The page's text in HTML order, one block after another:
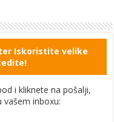
Iskoristite velike
i kliknete na pošalji,
inboxu: